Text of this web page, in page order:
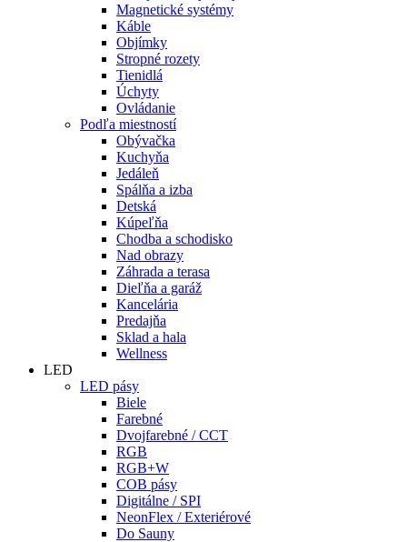
Magnetické systémy
Káble
Objímky
Stropné rozety
Tienidlá
Úchyty
Ovládanie
Podľa miestností
Obývačka
Kuchyňa
Jedáleň
Spálňa a izba
Detská
Kúpeľňa
Chodba a schodisko
Nad obrazy
Záhrada a terasa
Dieľňa a garáž
Kancelária
Predajňa
Sklad a hala
Wellness
LED
LED pásy
Biele
Farebné
Dvojfarebné / CCT
RGB
RGB+W
COB pásy
Digitálne / SPI
NeonFlex / Exteriérové
Do Sauny